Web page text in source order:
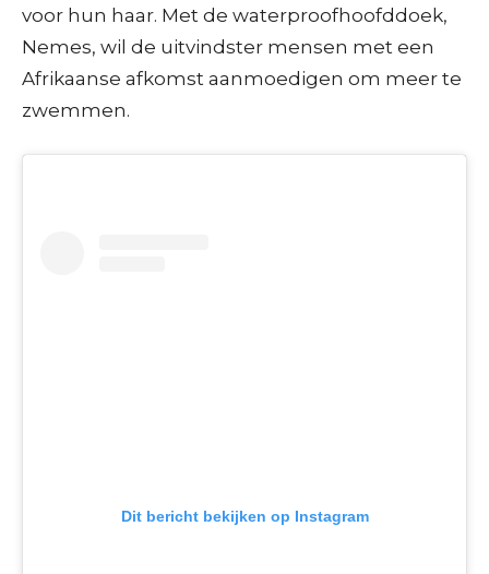
voor hun haar. Met de waterproofhoofddoek,
Nemes, wil de uitvindster mensen met een
Afrikaanse afkomst aanmoedigen om meer te
zwemmen.
Dit bericht bekijken op Instagram